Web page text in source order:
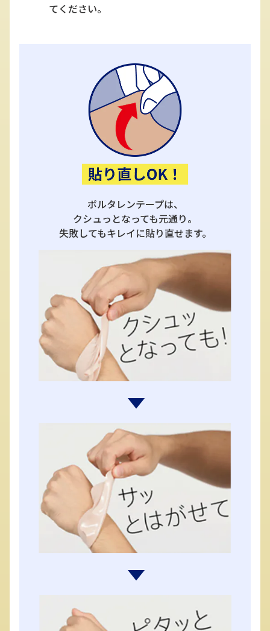
てください。
ボルタレンテープは、
クシュっとなっても元通り。
失敗してもキレイに貼り直せます。